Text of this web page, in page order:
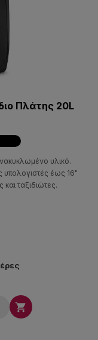
Πλάτης 20L
υλικό.
υπολογιστές έως 16"
και ταξιδιώτες.
